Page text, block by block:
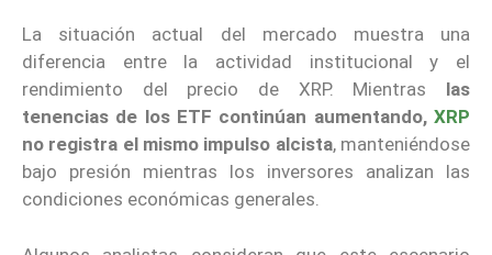
La situación actual del mercado muestra una
diferencia entre la actividad institucional y el
rendimiento del precio de XRP. Mientras las
tenencias de los ETF continúan aumentando, XRP
no registra el mismo impulso alcista, manteniéndose
bajo presión mientras los inversores analizan las
condiciones económicas generales.